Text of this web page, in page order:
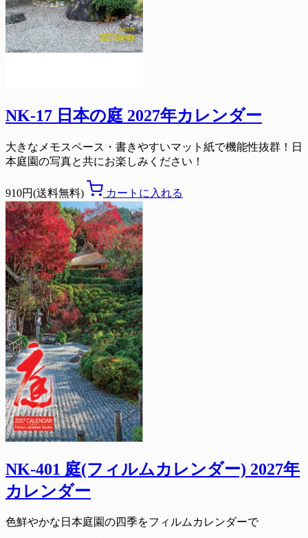
NK-17 日本の庭 2027年カレンダー
大きなメモスペース・書きやすいマット紙で機能性抜群！日
本庭園の写真と共にお楽しみください！
910円(送料無料) カートに入れる
NK-401 庭(フィルムカレンダー) 2027年
カレンダー
色鮮やかな日本庭園の四季をフィルムカレンダーで